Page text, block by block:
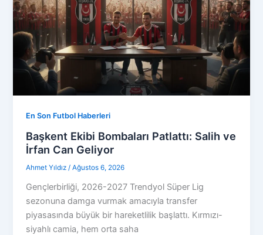
En Son Futbol Haberleri
Başkent Ekibi Bombaları Patlattı: Salih ve
İrfan Can Geliyor
Ahmet Yıldız/Ağustos 6, 2026
Gençlerbirliği, 2026-2027 Trendyol Süper Lig
sezonuna damga vurmak amacıyla transfer
piyasasında büyük bir hareketlilik başlattı. Kırmızı-
siyahlı camia, hem orta saha